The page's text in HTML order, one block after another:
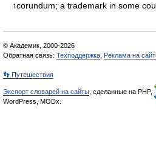
↑corundum; a trademark in some
© Академик, 2000-2026
Обратная связь: Техподдержка Реклама на
👣 Путешествия
Экспорт словарей на сайты , сделанные на PHP,
WordPress, MODx.